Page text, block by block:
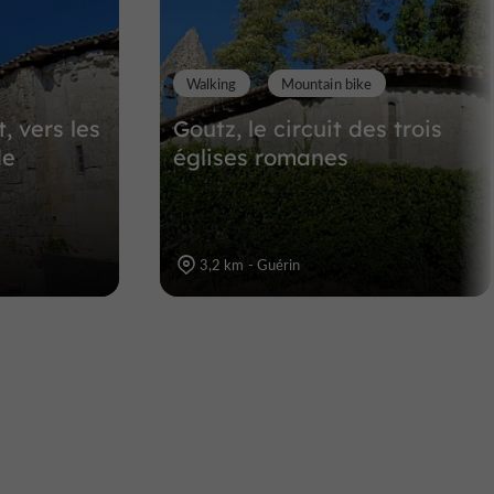
vers les
Goutz, le circuit des trois
églises romanes
Walking Mountain bike
3,2 km - Guérin